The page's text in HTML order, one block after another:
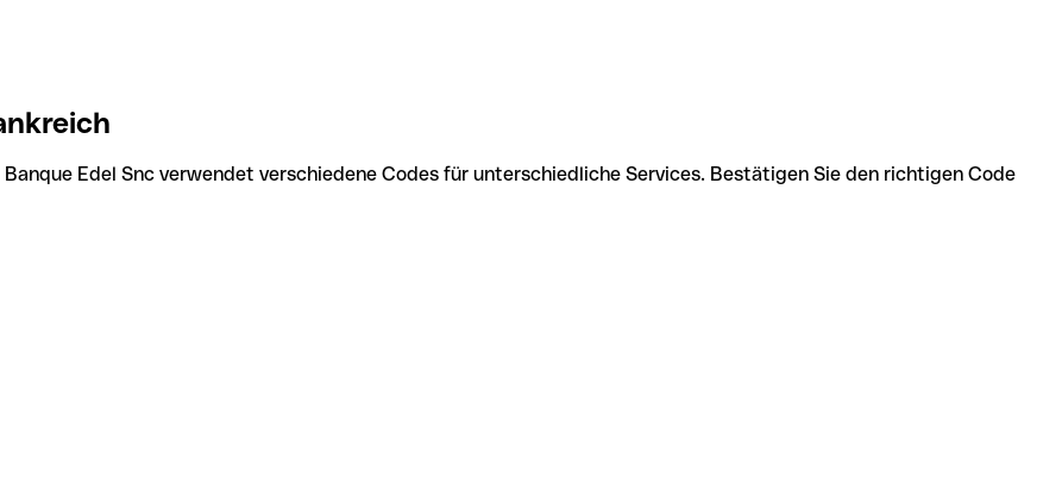
Banque Edel Snc verwendet verschiedene Codes für unterschiedliche Services. Bestätigen Sie den richtigen Code